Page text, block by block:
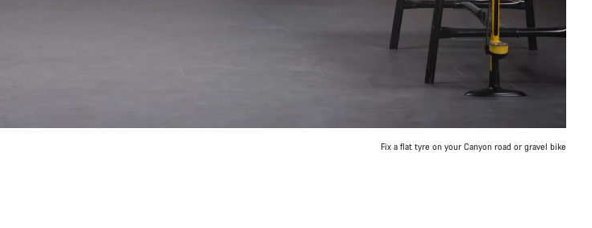
Fix a flat tyre on your Canyon road or gravel bike